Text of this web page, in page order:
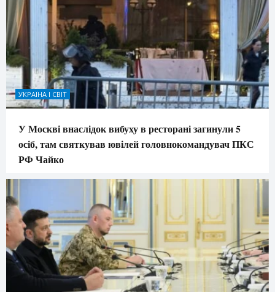
УКРАЇНА І СВІТ
У Москві внаслідок вибуху в ресторані загинули 5
осіб, там святкував ювілей головнокомандувач ПКС
РФ Чайко